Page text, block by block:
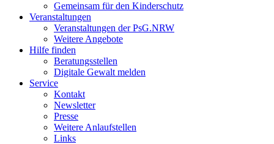
Gemeinsam für den Kinderschutz
Veranstaltungen
Veranstaltungen der PsG.NRW
Weitere Angebote
Hilfe finden
Beratungsstellen
Digitale Gewalt melden
Service
Kontakt
Newsletter
Presse
Weitere Anlaufstellen
Links